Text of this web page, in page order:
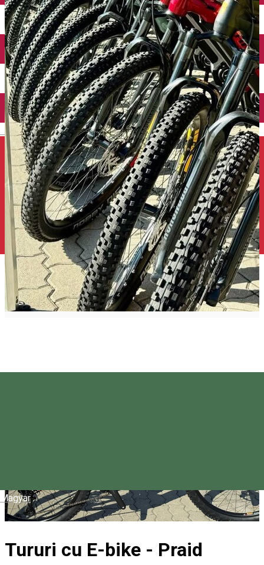
English
Magyar
Închirieri auto
Închirieri de biciclete
Tururi cu E-bike - Praid